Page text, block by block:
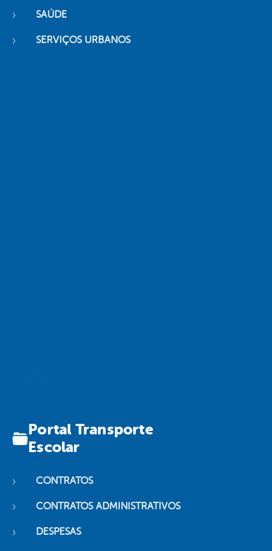
SAÚDE
SERVIÇOS URBANOS
Portal Transporte
Escolar
CONTRATOS
CONTRATOS ADMINISTRATIVOS
DESPESAS